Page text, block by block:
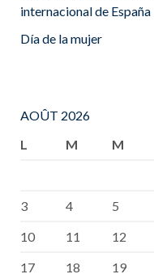
internacional de España
Día de la mujer
AOÛT 2026
L
M M
3
4 5
10
11 12
17
18 19